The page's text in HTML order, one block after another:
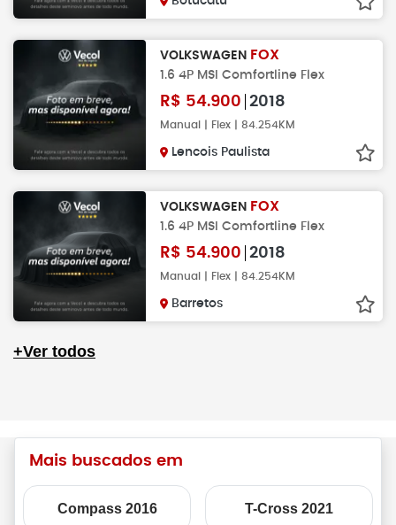
VOLKSWAGEN FOX
1.6 4P MSI Comfortline Flex
R$ 54.900 2018
Manual | Flex | 84.254KM
Lencois Paulista
VOLKSWAGEN FOX
1.6 4P MSI Comfortline Flex
R$ 54.900 2018
Manual | Flex | 84.254KM
Barretos
+Ver todos
Mais buscados em
Compass 2016 T-Cross 2021